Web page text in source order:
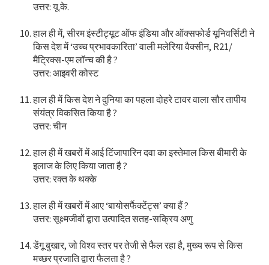
उत्तर: यू.के.
हाल ही में, सीरम इंस्टीट्यूट ऑफ इंडिया और ऑक्सफोर्ड यूनिवर्सिटी ने
किस देश में ‘उच्च प्रभावकारिता’ वाली मलेरिया वैक्सीन, R21/
मैट्रिक्स-एम लॉन्च की है ?
उत्तर: आइवरी कोस्ट
हाल ही में किस देश ने दुनिया का पहला दोहरे टावर वाला सौर तापीय
संयंत्र विकसित किया है ?
उत्तर: चीन
हाल ही में खबरों में आई टिंजापारिन दवा का इस्तेमाल किस बीमारी के
इलाज के लिए किया जाता है ?
उत्तर: रक्त के थक्के
हाल ही में खबरों में आए ‘बायोसर्फैक्टेंट्स’ क्या हैं ?
उत्तर: सूक्ष्मजीवों द्वारा उत्पादित सतह-सक्रिय अणु
डेंगू बुखार, जो विश्व स्तर पर तेजी से फैल रहा है, मुख्य रूप से किस
मच्छर प्रजाति द्वारा फैलता है ?